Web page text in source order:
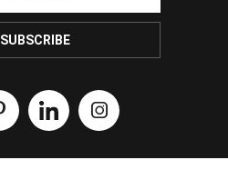
SUBSCRIBE